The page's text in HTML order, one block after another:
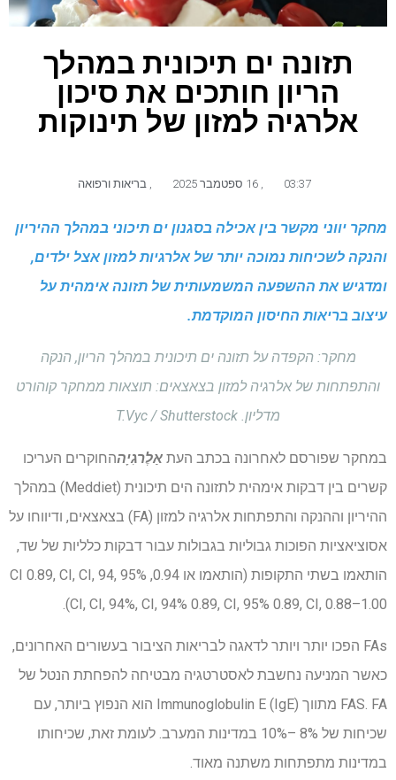
תזונה ים תיכונית במהלך
הריון חותכים את סיכון
אלרגיה למזון של תינוקות
03:37 בריאות ורפואה
מחקר יווני מקשר בין אכילה בסגנון ים תיכוני במהלך ההיריון
והנקה לשכיחות נמוכה יותר של אלרגיות למזון אצל ילדים,
ומדגיש את ההשפעה המשמעותית של תזונה אימהית על
עיצוב בריאות החיסון המוקדמת.
מחקר: הקפדה על תזונה ים תיכונית במהלך הריון, הנקה
והתפתחות של אלרגיה למזון בצאצאים: תוצאות ממחקר קוהורט
מדליון. T.Vyc / Shutterstock
במחקר שפורסם לאחרונה בכתב העת אַלֶרגִיָההחוקרים העריכו
קשרים בין דבקות אימהית לתזונה הים תיכונית (Meddiet) במהלך
ההיריון וההנקה והתפתחות אלרגיה למזון (FA) בצאצאים, ודיווחו על
אסוציאציות הפוכות גבוליות בגבולות עבור דבקות כלליות של שד,
הותאמו בשתי התקופות (הותאמו או 0.94, 95% CI 0.89, CI, CI, 94,
CI, CI, 94%, CI, 94% 0.89, CI, 95% 0.89, CI, 0.88–1.00).
FAs הפכו יותר ויותר לדאגה לבריאות הציבור בעשורים האחרונים,
כאשר המניעה נחשבת לאסטרטגיה מבטיחה להפחתת הנטל של
FAS. FA מתווך Immunoglobulin E (IgE) הוא הנפוץ ביותר, עם
שכיחות של 8% –10% במדינות המערב. לעומת זאת, שכיחותו
במדינות מתפתחות משתנה מאוד.